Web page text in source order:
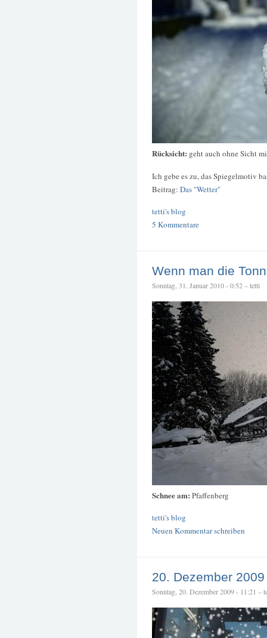
Rücksicht: geht auch ohne Sicht
Ich gebe es zu, das Spiegelmotiv
Beitrag: Das "Wetter"
tetti's blog
5 Kommentare
Wenn man die
Sonntag, 31. Januar 2010 - 0:52 – tetti
Schnee am: Pfaffenberg
tetti's blog
Neuen Kommentar schreiben
20. Dezember 2009
Sonntag, 20. Dezember 2009 - 11:21 –